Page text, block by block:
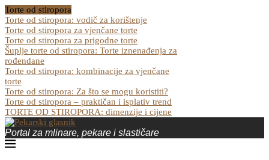
Torte od stiropora
Torte od stiropora: vodič za korištenje
Torte od stiropora za vjenčane torte
Torte od stiropora za prigodne torte
Šuplje torte od stiropora: Torte iznenađenja za
rođendane
Torte od stiropora: kombinacije za vjenčane
torte
Torte od stiropora: Za što se mogu koristiti?
Torte od stiropora – praktičan i isplativ trend
TORTE OD STIROPORA: dimenzije i cijene
Portal za mlinare, pekare i slastičare